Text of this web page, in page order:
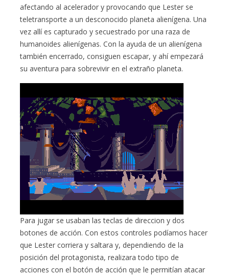
afectando al acelerador y provocando que Lester se
teletransporte a un desconocido planeta alienígena. Una
vez allí es capturado y secuestrado por una raza de
humanoides alienígenas. Con la ayuda de un alienígena
también encerrado, consiguen escapar, y ahí empezará
su aventura para sobrevivir en el extraño planeta.
Para jugar se usaban las teclas de direccion y dos
botones de acción. Con estos controles podíamos hacer
que Lester corriera y saltara y, dependiendo de la
posición del protagonista, realizara todo tipo de
acciones con el botón de acción que le permitían atacar